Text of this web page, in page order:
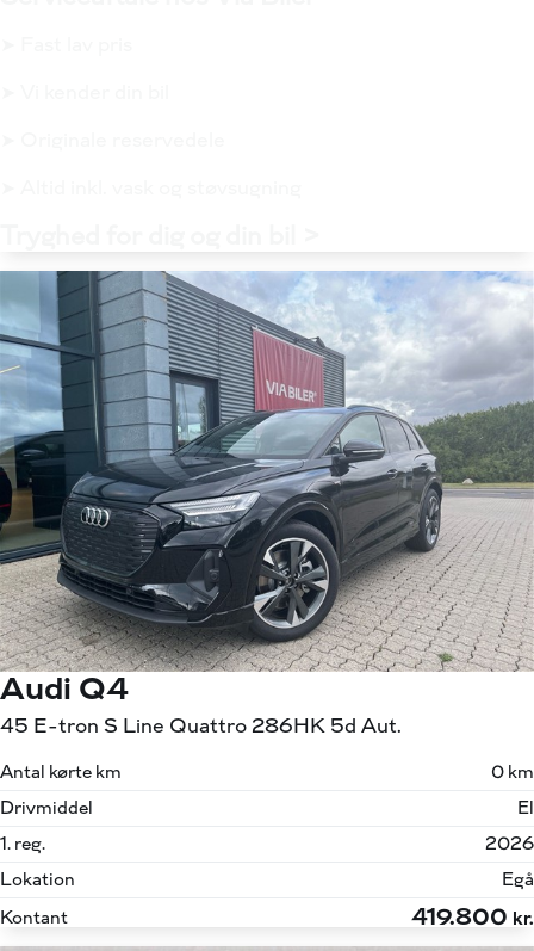
Audi Q4
45 E-tron S Line Quattro 286HK 5d Aut.
Antal kørte km
0 km
Drivmiddel
El
1. reg.
2026
Lokation
Egå
Kontant
419.800 kr.